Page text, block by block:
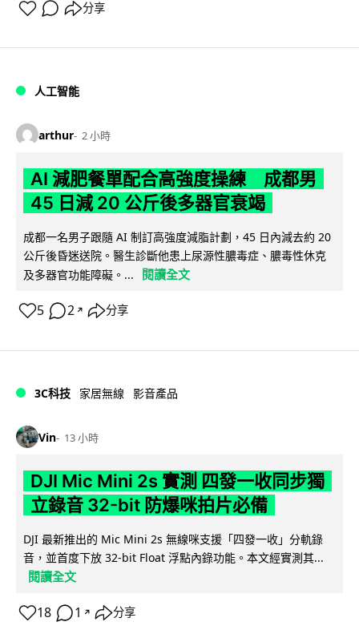
分享
人工智能
arthur 2 小時
AI 減肥餐單配合高強度操練 成都男
45 日減 20 公斤後多器官衰竭
成都一名男子跟隨 AI 制訂高強度減脂計劃，45 日內減去約 20
公斤後昏迷送院。醫生診斷他患上尿源性膿毒症、膿毒性休克
及多器官功能障礙。...
閱讀全文
5 2 ↗ 分享
3C科技 家居無線 影音產品
Vin 13 小時
DJI Mic Mini 2s 實測 四發一收同步獨
立錄音 32-bit 防爆咪拍片必備
DJI 最新推出的 Mic Mini 2s 無線咪支援「四發一收」分軌錄
音，並首度下放 32-bit Float 浮點內錄功能。本文經實測其...
閱讀全文
18 1 ↗ 分享